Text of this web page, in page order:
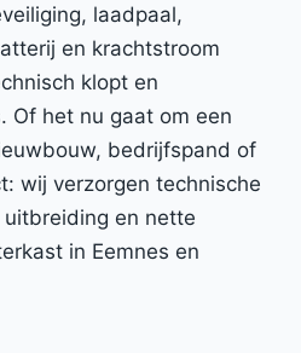
laadpaal,
en krachtstroom
klopt en
Of het nu gaat om een
bedrijfspand of
wij verzorgen technische
en nette
in Eemnes en